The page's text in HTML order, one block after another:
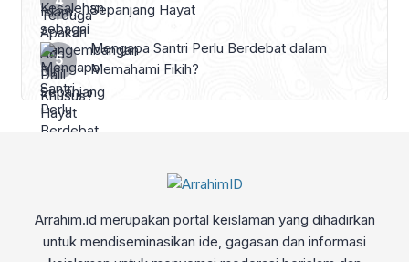
Sepanjang Hayat
Mengapa Santri Perlu Berdebat dalam
Memahami Fikih?
Arrahim.id merupakan portal keislaman yang dihadirkan
untuk mendiseminasikan ide, gagasan dan informasi